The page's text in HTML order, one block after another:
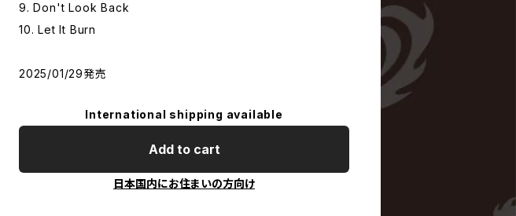
9. Don't Look Back
10. Let It Burn
2025/01/29発売
International shipping available
Add to cart
日本国内にお住まいの方向け